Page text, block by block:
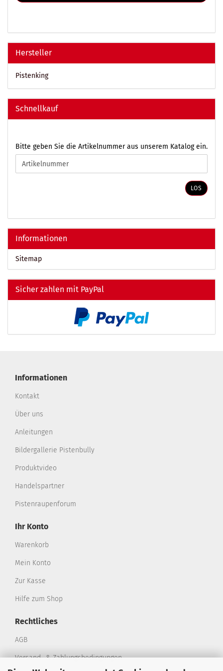
Hersteller
Pistenking
Schnellkauf
BITTE
GEBEN
SIE
DIE
EIN.
Bitte geben Sie die Artikelnummer aus unserem Katalog ein.
LOS
Informationen
Sitemap
Sicher zahlen mit PayPal
Informationen
Kontakt
Über uns
Anleitungen
Bildergallerie Pistenbully
Produktvideo
Handelspartner
Pistenraupenforum
Ihr Konto
Warenkorb
Mein Konto
Zur Kasse
Hilfe zum Shop
Rechtliches
AGB
Versand- & Zahlungsbedingungen